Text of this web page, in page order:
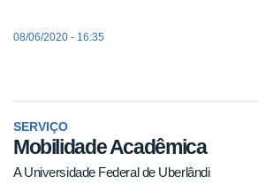
08/06/2020 - 16:35
SERVIÇO
Mobilidade Acadêmica
A Universidade Federal de Uberlândi